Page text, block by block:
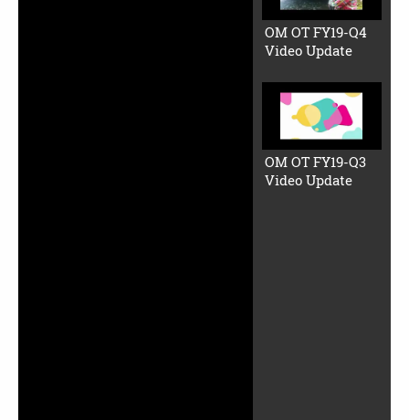
OM OT FY19-Q4
Video Update
OM OT FY19-Q3
Video Update